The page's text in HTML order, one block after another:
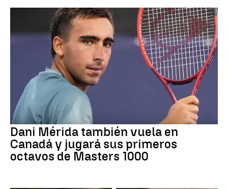
Dani Mérida también vuela en
Canadá y jugará sus primeros
octavos de Masters 1000